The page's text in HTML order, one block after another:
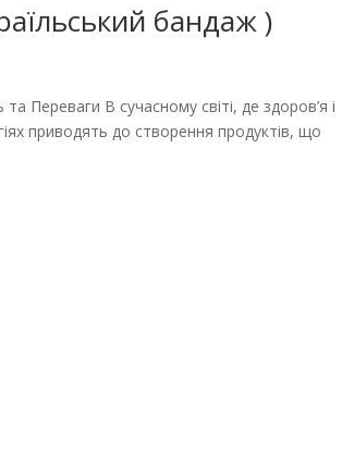
бандаж )
Переваги В сучасному світі, де здоров’я і
приводять до створення продуктів, що